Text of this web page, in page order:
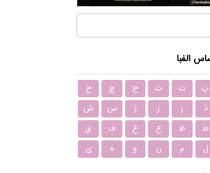
الفبا
پ ت ث ج چ
ح
ذ ر ز ژ س
ش
ط ظ ع غ ف
ق
ل م ن و ه ی